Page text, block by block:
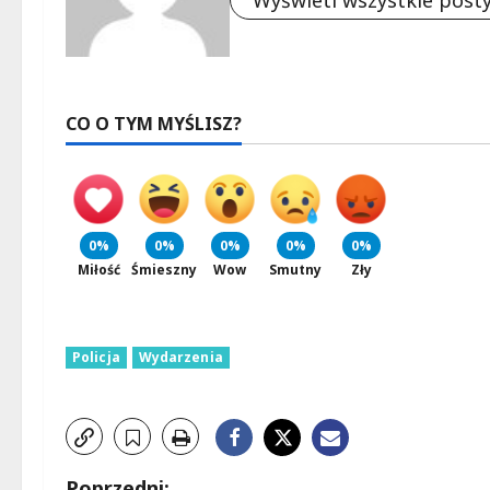
CO O TYM MYŚLISZ?
0%
Miłość
0%
Śmieszny
0%
Wow
0%
Smutny
0%
Zły
Policja Wydarzenia